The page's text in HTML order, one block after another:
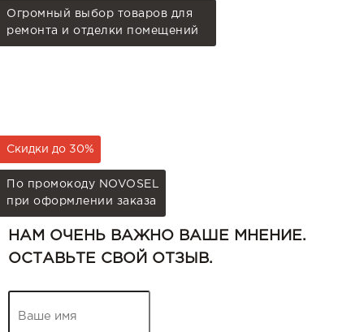
Огромный выбор товаров для
ремонта и отделки помещений
Скидки до 30%
По промокоду NOVOSEL
при оформлении заказа
НАМ ОЧЕНЬ ВАЖНО ВАШЕ МНЕНИЕ.
ОСТАВЬТЕ СВОЙ ОТЗЫВ.